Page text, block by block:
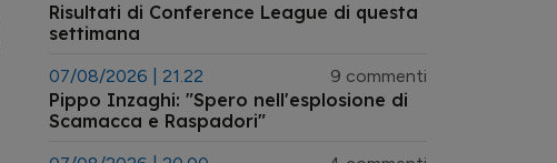
Risultati di Conference League di questa
settimana
07/08/2026 | 21.22 9 commenti
Pippo Inzaghi: "Spero nell'esplosione di
Scamacca e Raspadori"